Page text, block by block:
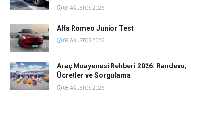
09 AĞUSTOS 2026
Alfa Romeo Junior Test
09 AĞUSTOS 2026
Araç Muayenesi Rehberi 2026: Randevu,
Ücretler ve Sorgulama
08 AĞUSTOS 2026